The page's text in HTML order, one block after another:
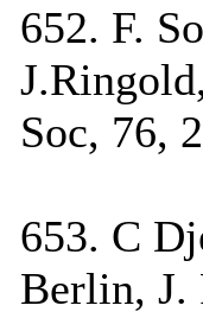
652. F.
Soc, 76,
653. C
Berlin, J.